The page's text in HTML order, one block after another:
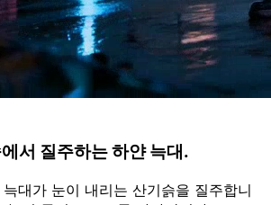
서 질주하는 하얀 늑대.
대가 눈이 내리는 산기슭을 질주합니